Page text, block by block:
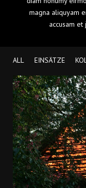
magna aliquyam
accusam
ALL EINSÄTZE